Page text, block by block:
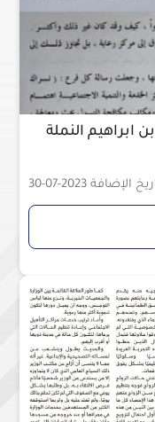
ابراهيم النملة
الإضافة 2023-07-30